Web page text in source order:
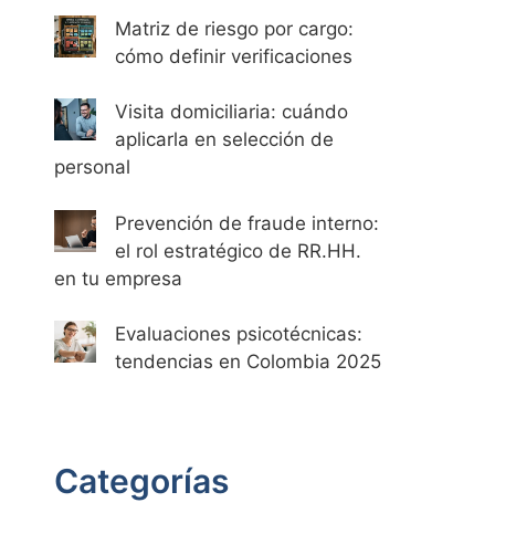
Matriz de riesgo por cargo:
cómo definir verificaciones
Visita domiciliaria: cuándo
aplicarla en selección de
personal
Prevención de fraude interno:
el rol estratégico de RR.HH.
en tu empresa
Evaluaciones psicotécnicas:
tendencias en Colombia 2025
Categorías